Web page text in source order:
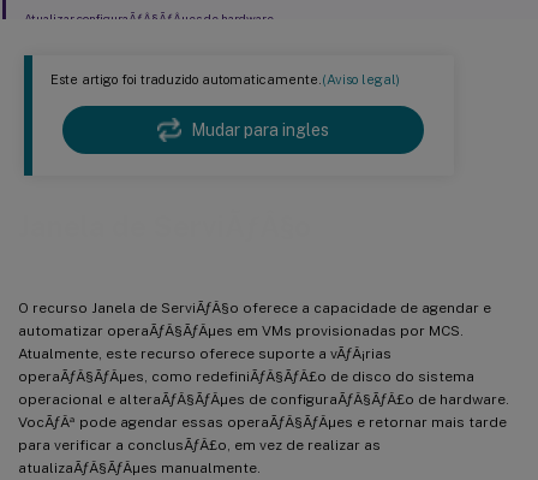
Este artigo foi traduzido automaticamente.(Aviso legal)
Mudar para ingles
O recurso Janela de ServiÃƒÂ§o oferece a capacidade de agendar e
automatizar operaÃƒÂ§ÃƒÂµes em VMs provisionadas por MCS.
Atualmente, este recurso oferece suporte a vÃƒÂ¡rias
operaÃƒÂ§ÃƒÂµes, como redefiniÃƒÂ§ÃƒÂ£o de disco do sistema
operacional e alteraÃƒÂ§ÃƒÂµes de configuraÃƒÂ§ÃƒÂ£o de hardware.
VocÃƒÂª pode agendar essas operaÃƒÂ§ÃƒÂµes e retornar mais tarde
para verificar a conclusÃƒÂ£o, em vez de realizar as
atualizaÃƒÂ§ÃƒÂµes manualmente.
Atualizar configuraÃƒÂ§ÃƒÂµes de hardware